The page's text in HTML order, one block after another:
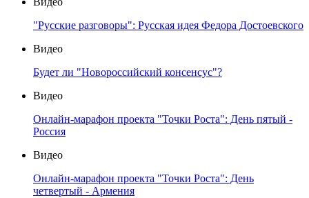
"Русские разговоры": Русская идея Федора Достоевского
Видео
Будет ли "Новороссийский консенсус"?
Видео
Онлайн-марафон проекта "Точки Роста": День пятый -
Россия
Видео
Онлайн-марафон проекта "Точки Роста": День
четвертый - Армения